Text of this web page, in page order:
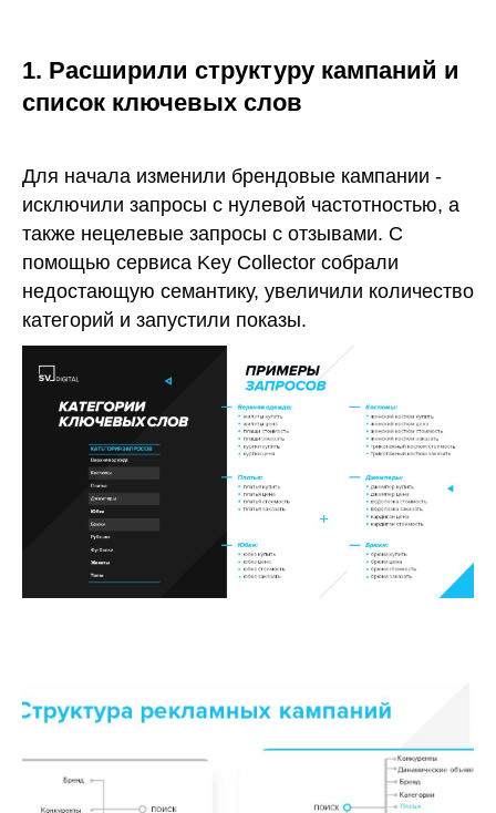
1. Расширили структуру кампаний и
список ключевых слов
Для начала изменили брендовые кампании -
исключили запросы с нулевой частотностью, а
также нецелевые запросы с отзывами. С
помощью сервиса Key Collector собрали
недостающую семантику, увеличили количество
категорий и запустили показы.